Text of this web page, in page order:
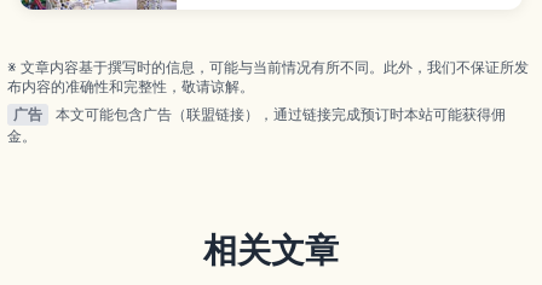
※ 文章内容基于撰写时的信息，可能与当前情况有所不同。此外，我们不保证所发
布内容的准确性和完整性，敬请谅解。
广告
本文可能包含广告（联盟链接），通过链接完成预订时本站可能获得佣
金。
相关文章